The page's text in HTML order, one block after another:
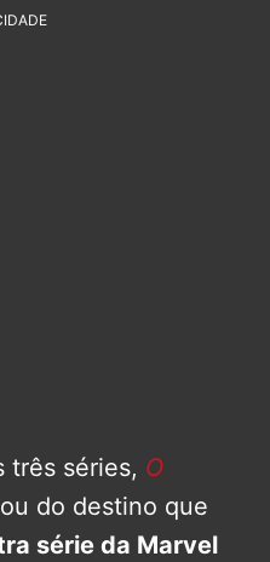
três séries, O
do destino que
série da Marvel